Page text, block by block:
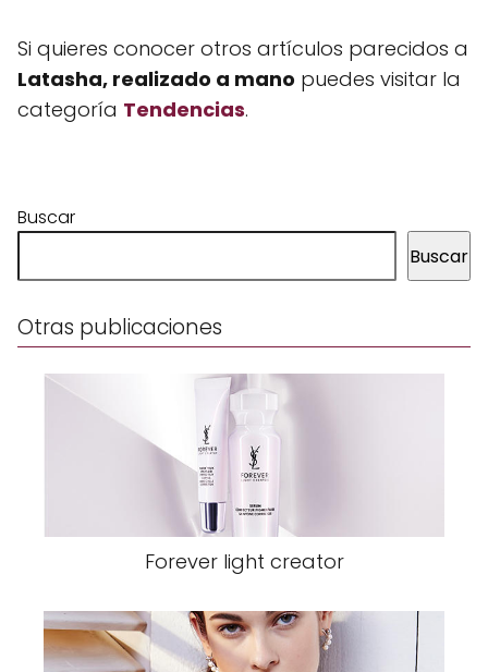
Si quieres conocer otros artículos parecidos a
Latasha, realizado a mano puedes visitar la
categoría Tendencias.
Buscar
Buscar
Otras publicaciones
Forever light creator